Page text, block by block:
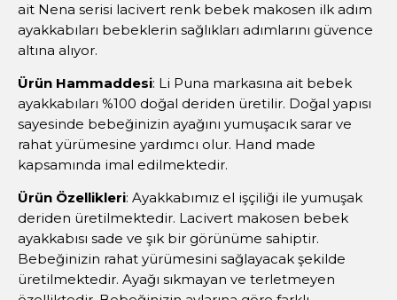
ait Nena serisi lacivert renk bebek makosen ilk adım
ayakkabıları bebeklerin sağlıkları adımlarını güvence
altına alıyor.
Ürün Hammaddesi: Li Puna markasına ait bebek
ayakkabıları %100 doğal deriden üretilir. Doğal yapısı
sayesinde bebeğinizin ayağını yumuşacık sarar ve
rahat yürümesine yardımcı olur. Hand made
kapsamında imal edilmektedir.
Ürün Özellikleri: Ayakkabımız el işçiliği ile yumuşak
deriden üretilmektedir. Lacivert makosen bebek
ayakkabısı sade ve şık bir görünüme sahiptir.
Bebeğinizin rahat yürümesini sağlayacak şekilde
üretilmektedir. Ayağı sıkmayan ve terletmeyen